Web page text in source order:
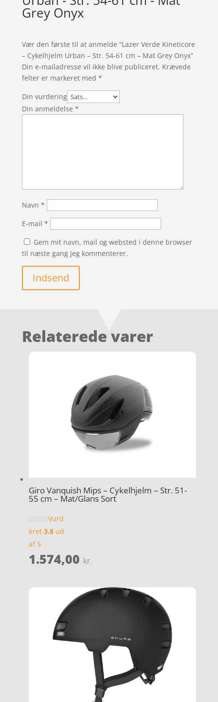
Grey Onyx
Vær den første til at anmelde “Lazer Verde Kineticore
– Cykelhjelm Urban – Str. 54-61 cm – Mat Grey Onyx”
Din e-mailadresse vil ikke blive publiceret. Krævede
felter er markeret med *
Din vurdering
Din anmeldelse *
Navn *
E-mail *
Gem mit navn, mail og websted i denne browser
til næste gang jeg kommenterer.
Indsend
Relaterede varer
Giro Vanquish Mips – Cykelhjelm – Str. 51-
55 cm – Mat/Glans Sort
Vurd
eret 3.8ud
af 5
1.574,00 kr.